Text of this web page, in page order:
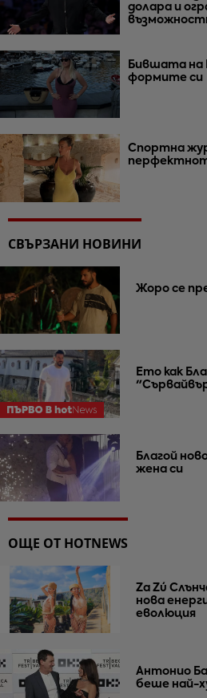
долара и
Бившата на
формите си
Спортна
СВЪРЗАНИ НОВИНИ
Жоро се
Ето как
Благой
жена си
ОЩЕ ОТ HOTNEWS
Za Zú
нова
еволюция
Антонио
беше най-